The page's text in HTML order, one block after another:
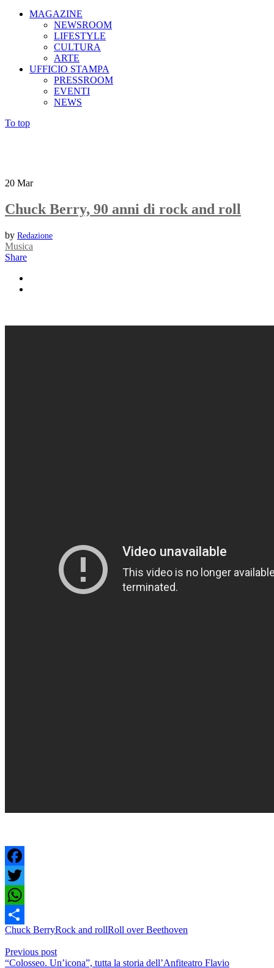
MAGAZINE
NEWSROOM
LIFESTYLE
CULTURA
ARTE
UFFICIO STAMPA
PRESSROOM
EVENTI
NEWS
To top
20 Mar
Chuck Berry, 90 anni di rock and roll
by Redazione
Musica
Share
Facebook
Twitter
WhatsApp
Condividi
Chuck BerryRock and rollRoll over Beethoven
Previous post
“Colosseo. Un’icona”, tutta la storia dell’Anfiteatro Flavio